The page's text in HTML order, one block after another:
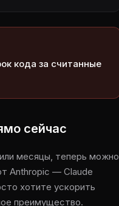
кода за считанные
сейчас
месяцы, теперь можно
Anthropic — Claude
хотите ускорить
преимущество.